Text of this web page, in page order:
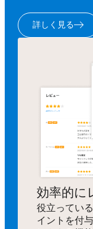
詳しく見る
効率的に
役立ってい
イントを付